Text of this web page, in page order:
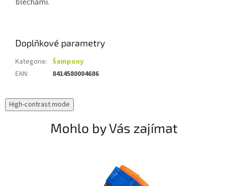
Doplňkové parametry
Kategorie: Šampony
EAN: 8414580004686
High-contrast mode
Mohlo by Vás zajímat